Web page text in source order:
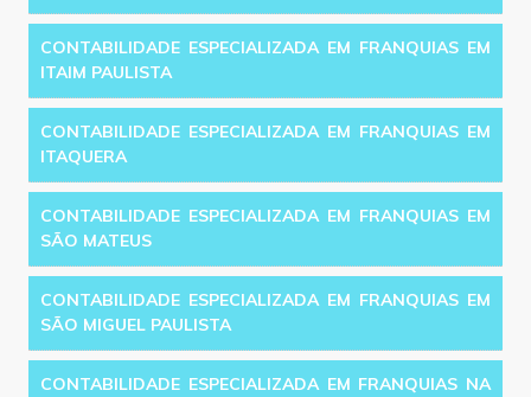
CONTABILIDADE ESPECIALIZADA EM FRANQUIAS EM
ITAIM PAULISTA
CONTABILIDADE ESPECIALIZADA EM FRANQUIAS EM
ITAQUERA
CONTABILIDADE ESPECIALIZADA EM FRANQUIAS EM
SÃO MATEUS
CONTABILIDADE ESPECIALIZADA EM FRANQUIAS EM
SÃO MIGUEL PAULISTA
CONTABILIDADE ESPECIALIZADA EM FRANQUIAS NA